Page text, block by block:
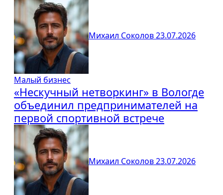
Михаил Соколов23.07.2026
Малый бизнес
«Нескучный нетворкинг» в Вологде
объединил предпринимателей на
первой спортивной встрече
Михаил Соколов23.07.2026